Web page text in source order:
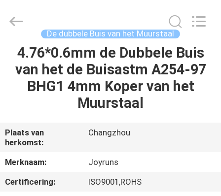
HUIS
PRODUCTEN
DE
V.S.
FABRIEKSREIS
Joyruns
Steel
Reserved.
De dubbele Buis van het Muurstaal
4.76*0.6mm de Dubbele Buis
van het de Buisastm A254-97
BHG1 4mm Koper van het
Muurstaal
Plaats van
herkomst:
Changzhou
Merknaam:
Joyruns
Certificering:
ISO9001,ROHS